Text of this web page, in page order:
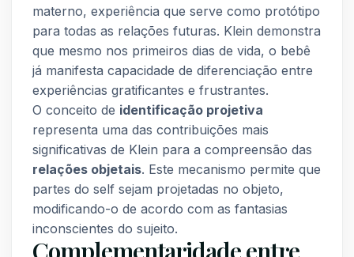
materno, experiência que serve como protótipo
para todas as relações futuras. Klein demonstra
que mesmo nos primeiros dias de vida, o bebê
já manifesta capacidade de diferenciação entre
experiências gratificantes e frustrantes.
O conceito de identificação projetiva
representa uma das contribuições mais
significativas de Klein para a compreensão das
relações objetais. Este mecanismo permite que
partes do self sejam projetadas no objeto,
modificando-o de acordo com as fantasias
inconscientes do sujeito.
Complementaridade entre